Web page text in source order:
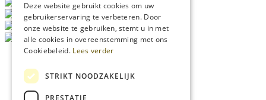
Deze website gebruikt cookies om uw
gebruikerservaring te verbeteren. Door
onze website te gebruiken, stemt u in met
alle cookies in overeenstemming met ons
Cookiebeleid. Lees verder
STRIKT NOODZAKELIJK
PRESTATIE